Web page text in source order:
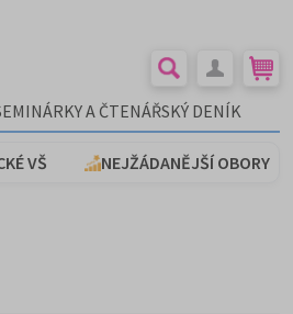
A ČTENÁŘSKÝ DENÍK
VŠ NEJŽÁDANĚJŠÍ OBORY